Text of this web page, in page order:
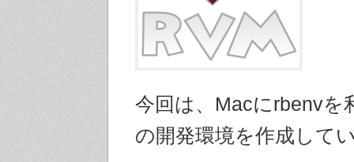
今回は、Macにrbenvを
の開発環境を作成して